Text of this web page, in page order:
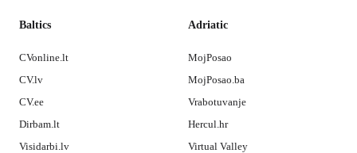
Baltics
CVonline.lt
CV.lv
CV.ee
Dirbam.lt
Visidarbi.lv
Adriatic
MojPosao
MojPosao.ba
Vrabotuvanje
Hercul.hr
Virtual Valley